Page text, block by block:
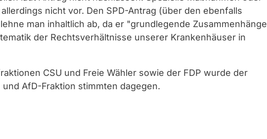
nicht vor. Den SPD-Antrag (über den ebenfalls
man inhaltlich ab, da er "grundlegende Zusammenhänge
der Rechtsverhältnisse unserer Krankenhäuser in
CSU und Freie Wähler sowie der FDP wurde der
AfD-Fraktion stimmten dagegen.